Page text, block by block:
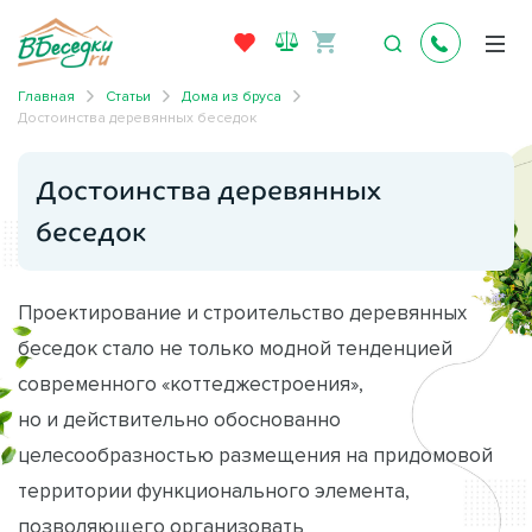
Главная Статьи
Дома из бруса
Достоинства деревянных беседок
Достоинства деревянных
беседок
Проектирование и строительство деревянных
беседок стало не только модной тенденцией
современного «коттеджестроения»,
но и действительно обоснованно
целесообразностью размещения на придомовой
территории функционального элемента,
позволяющего организовать